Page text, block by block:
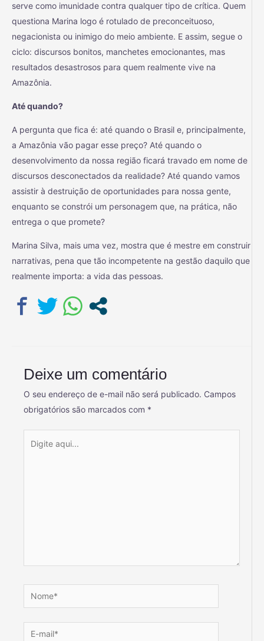
serve como imunidade contra qualquer tipo de crítica. Quem
questiona Marina logo é rotulado de preconceituoso,
negacionista ou inimigo do meio ambiente. E assim, segue o
ciclo: discursos bonitos, manchetes emocionantes, mas
resultados desastrosos para quem realmente vive na
Amazônia.
Até quando?
A pergunta que fica é: até quando o Brasil e, principalmente,
a Amazônia vão pagar esse preço? Até quando o
desenvolvimento da nossa região ficará travado em nome de
discursos desconectados da realidade? Até quando vamos
assistir à destruição de oportunidades para nossa gente,
enquanto se constrói um personagem que, na prática, não
entrega o que promete?
Marina Silva, mais uma vez, mostra que é mestre em construir
narrativas, pena que tão incompetente na gestão daquilo que
realmente importa: a vida das pessoas.
Deixe um comentário
O seu endereço de e-mail não será publicado. Campos
obrigatórios são marcados com *